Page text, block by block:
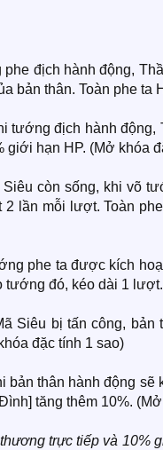
địch hành động,
bản thân. Toàn phe ta
tướng địch hành
giới hạn HP. (Mở khóa
Siêu còn sống, khi võ
lần mỗi lượt. Toàn
phe ta được kích
đó, kéo dài 1
Siêu bị tấn công, bản
đặc tính 1 sao)
bản thân hành động
tăng thêm 10%.
trực tiếp và 10%